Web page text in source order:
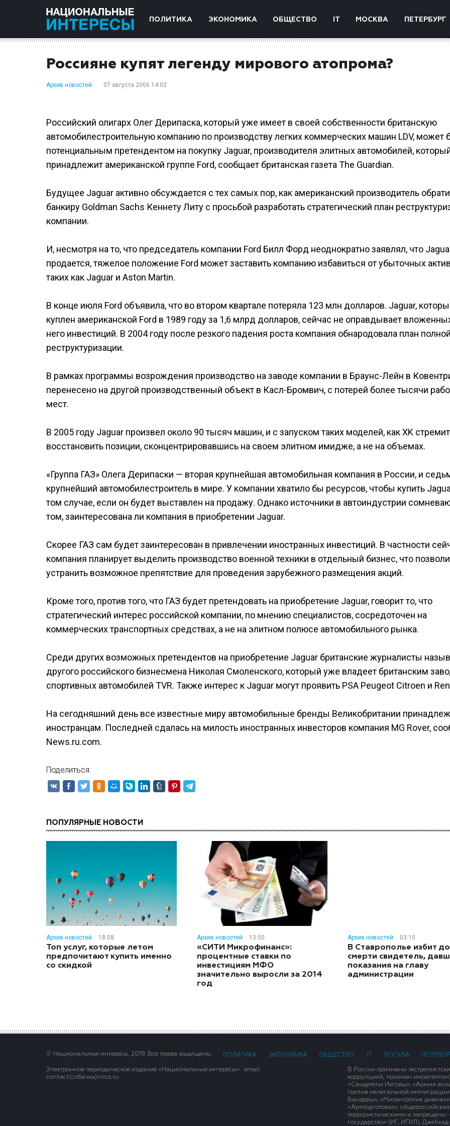
ПОЛИТИКА ЭКОНОМИКА ОБЩЕСТВО IT МОСКВА ПЕТЕРБУРГ
Россияне купят легенду мирового атопрома?
Архив новостей 07 августа 2006 14:02
Российский олигарх Олег Дерипаска, который уже имеет в своей собственности британскую
автомобилестроительную компанию по производству легких коммерческих машин LDV, может
потенциальным претендентом на покупку Jaguar, производителя элитных автомобилей,
принадлежит американской группе Ford, сообщает британская газета The Guardian.
Будущее Jaguar активно обсуждается с тех самых пор, как американский производитель
банкиру Goldman Sachs Кеннету Литу с просьбой разработать стратегический план
компании.
И, несмотря на то, что председатель компании Ford Билл Форд неоднократно заявлял, что
продается, тяжелое положение Ford может заставить компанию избавиться от убыточных
таких как Jaguar и Aston Martin.
В конце июля Ford объявила, что во втором квартале потеряла 123 млн долларов. Jaguar,
куплен американской Ford в 1989 году за 1,6 млрд долларов, сейчас не оправдывает
него инвестиций. В 2004 году после резкого падения роста компания обнародовала план полной
реструктуризации.
В рамках программы возрождения производство на заводе компании в Браунс-Лейн в
перенесено на другой производственный объект в Касл-Бромвич, с потерей более тысячи
мест.
В 2005 году Jaguar произвел около 90 тысяч машин, и с запуском таких моделей, как XK
восстановить позиции, сконцентрировавшись на своем элитном имидже, а не на объемах.
«Группа ГАЗ» Олега Дерипаски — вторая крупнейшая автомобильная компания в России, и
крупнейший автомобилестроитель в мире. У компании хватило бы ресурсов, чтобы купить
том случае, если он будет выставлен на продажу. Однако источники в автоиндустрии
том, заинтересована ли компания в приобретении Jaguar.
Скорее ГАЗ сам будет заинтересован в привлечении иностранных инвестиций. В частности
компания планирует выделить производство военной техники в отдельный бизнес, что
устранить возможное препятствие для проведения зарубежного размещения акций.
Кроме того, против того, что ГАЗ будет претендовать на приобретение Jaguar, говорит то, что
стратегический интерес российской компании, по мнению специалистов, сосредоточен на
коммерческих транспортных средствах, а не на элитном полюсе автомобильного рынка.
Среди других возможных претендентов на приобретение Jaguar британские журналисты
другого российского бизнесмена Николая Смоленского, который уже владеет британским
спортивных автомобилей TVR. Также интерес к Jaguar могут проявить PSA Peugeot Citroen и
На сегодняшний день все известные миру автомобильные бренды Великобритании
иностранцам. Последней сдалась на милость иностранных инвесторов компания MG Rover,
News.ru.com.
Поделиться:
ПОПУЛЯРНЫЕ НОВОСТИ
Архив новостей 18:08
Топ услуг, которые летом
предпочитают купить именно
со скидкой
Архив новостей 13:00
«СИТИ Микрофинанс»:
процентные ставки по
инвестициям МФО
значительно выросли за 2014
год
Архив новостей 03:10
В Ставрополье избит до
смерти свидетель,
показания на главу
администрации
© Национальные интересы, 2019. Все права защищены. ПОЛИТИКА ЭКОНОМИКА ОБЩЕСТВО МОСКВА
Электронное периодическое издание «Национальные интересы» . email:
contact(сoбaчка)niros.ru
В России признаны
коррупцией, признан
«Свидетели Иеговы», «Армия
против нелегальной
Бандеры», «Мизантропик
«Артподготовка»,
террористическими и
государство» (ИГ, ИГИЛ),